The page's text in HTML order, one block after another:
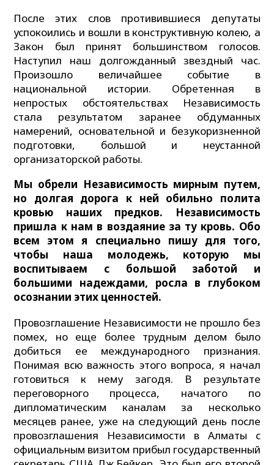
После этих слов противившиеся депутаты
успокоились и вошли в конструктивную колею, а
Закон был принят большинством голосов.
Наступил наш долгожданный звездный час.
Произошло величайшее событие в
национальной истории. Обретенная в
непростых обстоятельствах Независимость
стала результатом заранее обдуманных
намерений, основательной и безукоризненной
подготовки, большой и неустанной
организаторской работы.
Мы обрели Независимость мирным путем,
но долгая дорога к ней обильно полита
кровью наших предков. Независимость
пришла к нам в воздаяние за ту кровь. Обо
всем этом я специально пишу для того,
чтобы наша молодежь, которую мы
воспитываем с большой заботой и
большими надеждами, росла в глубоком
осознании этих ценностей.
Провозглашение Независимости не прошло без
помех, но еще более трудным делом было
добиться ее международного признания.
Понимая всю важность этого вопроса, я начал
готовиться к нему загодя. В результате
переговорного процесса, начатого по
дипломатическим каналам за несколько
месяцев ранее, уже на следующий день после
провозглашения Независимости в Алматы с
официальным визитом прибыл государственный